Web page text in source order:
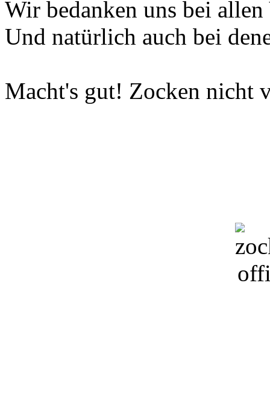
Wir bedanken uns bei
Und natürlich auch bei
Macht's gut! Zocken nicht